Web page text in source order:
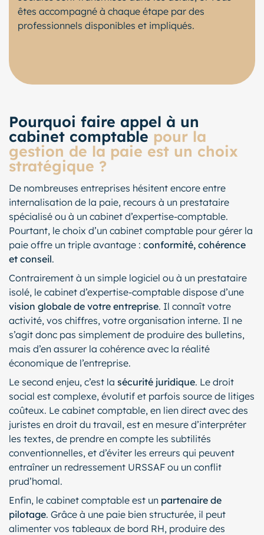
êtes accompagné à chaque étape par des
professionnels disponibles et impliqués.
Pourquoi faire appel à un
cabinet comptable pour la
gestion de la paie est un choix
stratégique ?
De nombreuses entreprises hésitent encore entre
internalisation de la paie, recours à un prestataire
spécialisé ou à un cabinet d’expertise-comptable.
Pourtant, le choix d’un cabinet comptable pour gérer la
paie offre un triple avantage : conformité, cohérence
et conseil.
Contrairement à un simple logiciel ou à un prestataire
isolé, le cabinet d’expertise-comptable dispose d’une
vision globale de votre entreprise. Il connaît votre
activité, vos chiffres, votre organisation interne. Il ne
s’agit donc pas simplement de produire des bulletins,
mais d’en assurer la cohérence avec la réalité
économique de l’entreprise.
Le second enjeu, c’est la sécurité juridique. Le droit
social est complexe, évolutif et parfois source de litiges
coûteux. Le cabinet comptable, en lien direct avec des
juristes en droit du travail, est en mesure d’interpréter
les textes, de prendre en compte les subtilités
conventionnelles, et d’éviter les erreurs qui peuvent
entraîner un redressement URSSAF ou un conflit
prud’homal.
Enfin, le cabinet comptable est un partenaire de
pilotage. Grâce à une paie bien structurée, il peut
alimenter vos tableaux de bord RH, produire des